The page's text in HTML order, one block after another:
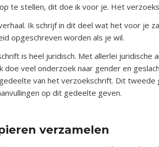
te stellen, dit doe ik voor je. Het
Ik schrijf in dit deel wat het voor je
opgeschreven worden als je wil.
is heel juridisch. Met allerlei
doe veel onderzoek naar gender en
van het verzoekschrift. Dit tweede
op dit gedeelte geven.
verzamelen